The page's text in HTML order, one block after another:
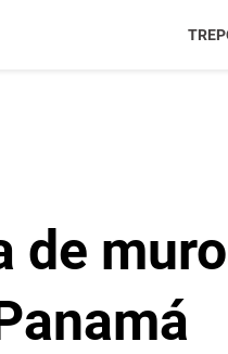
de